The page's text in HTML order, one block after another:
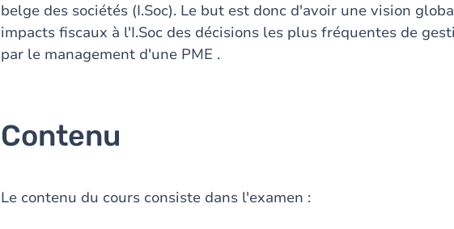
belge des sociétés (I.Soc). Le but est donc d'avoir une vision
impacts fiscaux à l'I.Soc des décisions les plus fréquentes de
par le management d'une PME .
Contenu
Le contenu du cours consiste dans l'examen :